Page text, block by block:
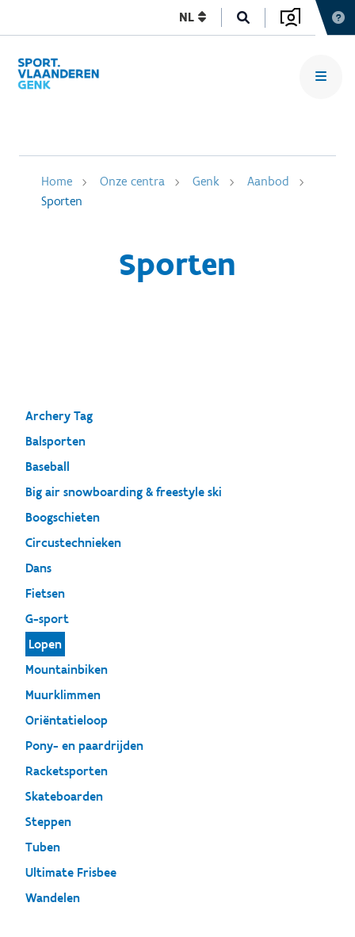
NL
Home Onze centra Genk
Aanbod
Sporten
Sporten
Archery Tag
Balsporten
Baseball
Big air snowboarding & freestyle ski
Boogschieten
Circustechnieken
Dans
Fietsen
G-sport
Lopen
Mountainbiken
Muurklimmen
Oriëntatieloop
Pony- en paardrijden
Racketsporten
Skateboarden
Steppen
Tuben
Ultimate Frisbee
Wandelen